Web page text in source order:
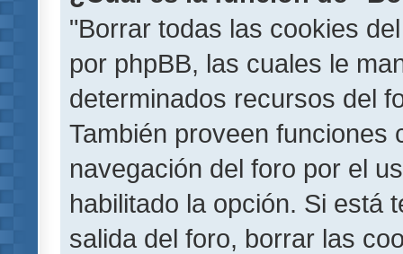
"Borrar todas las cookies
por phpBB, las cuales le
determinados recursos del
También proveen funciones
navegación del foro por el
habilitado la opción. Si está
salida del foro, borrar las